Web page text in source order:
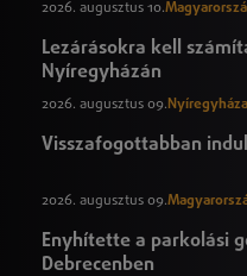
2026. augusztus 10.
Lezárásokra kell
Nyíregyházán
2026. augusztus 09. Nyíregyháza
Visszafogottabban
2026. augusztus 09.
Enyhítette a parkolási
Debrecenben